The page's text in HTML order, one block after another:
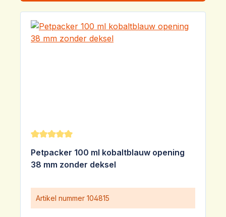
Gemiddelde waardering van 5 van 5 sterren
Petpacker 100 ml kobaltblauw opening
38 mm zonder deksel
Artikel nummer 104815